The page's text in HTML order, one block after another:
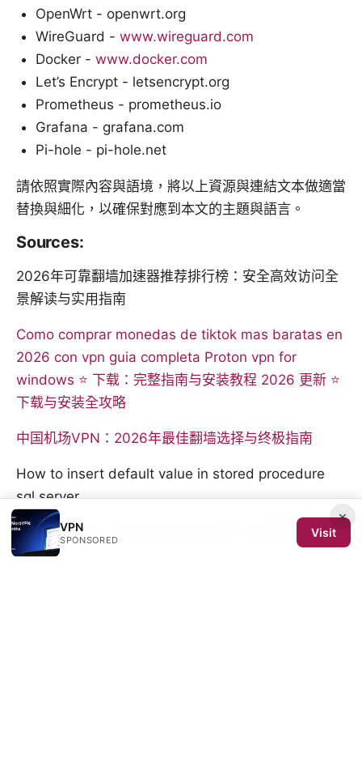
OpenWrt - openwrt.org
WireGuard - www.wireguard.com
Docker - www.docker.com
Let’s Encrypt - letsencrypt.org
Prometheus - prometheus.io
Grafana - grafana.com
Pi-hole - pi-hole.net
請依照實際內容與語境，將以上資源與連結文本做適當
替換與細化，以確保對應到本文的主題與語言。
Sources:
2026年可靠翻墙加速器推荐排行榜：安全高效访问全
景解读与实用指南
Como comprar monedas de tiktok mas baratas en
2026 con vpn guia completa Proton vpn for
windows ⭐ 下载：完整指南与安装教程 2026 更新 ⭐
下载与安装全攻略
中国机场VPN：2026年最佳翻墙选择与终极指南
How to insert default value in stored procedure
sql server
免费梯子电脑：完整指南與最新趨勢，兼顧隱私與速度
×
VPN
SPONSORED
Visit